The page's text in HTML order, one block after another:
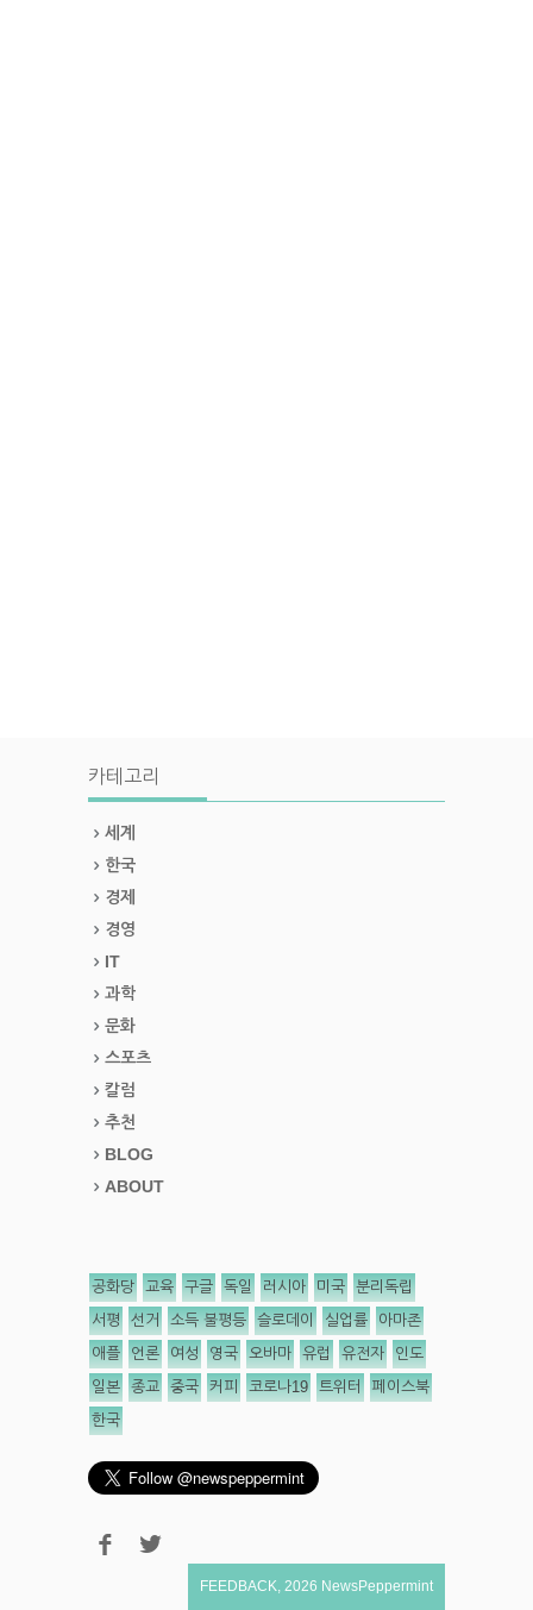
카테고리
세계
한국
경제
경영
IT
과학
문화
스포츠
칼럼
추천
BLOG
ABOUT
공화당 교육 구글 독일 러시아 미국 분리독립
서평 선거 소득 불평등 슬로데이 실업률 아마존
애플 언론 여성 영국 오바마 유럽 유전자 인도
일본 종교 중국 커피 코로나19 트위터 페이스북
한국
FEEDBACK 2026 NewsPeppermint